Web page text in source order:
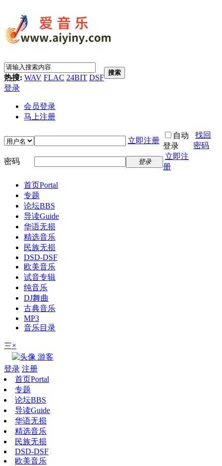
热搜: WAV FLAC 24BIT DSF
搜索
登录
会员登录
马上注册
立即注册
自动
登录
找回
密码
密码
登录
立即注
册
首页Portal
专题
论坛BBS
导读Guide
华语无损
精选音乐
民族无损
DSD-DSF
欧美音乐
试音专辑
纯音乐
DJ舞曲
古典音乐
MP3
音乐目录
三×
游客
登录 注册
首页Portal
专题
论坛BBS
导读Guide
华语无损
精选音乐
民族无损
DSD-DSF
欧美音乐